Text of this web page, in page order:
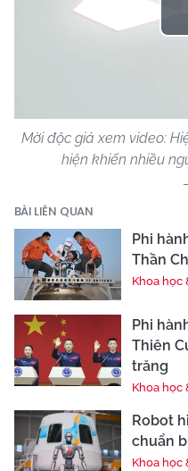
Mời độc giả xem video:
hiện khiến nhiều
BÀI LIÊN QUAN
Phi
Thần
Khoa học
Phi
Thiên
trăng
Khoa học
Robot
chuẩn
Khoa học